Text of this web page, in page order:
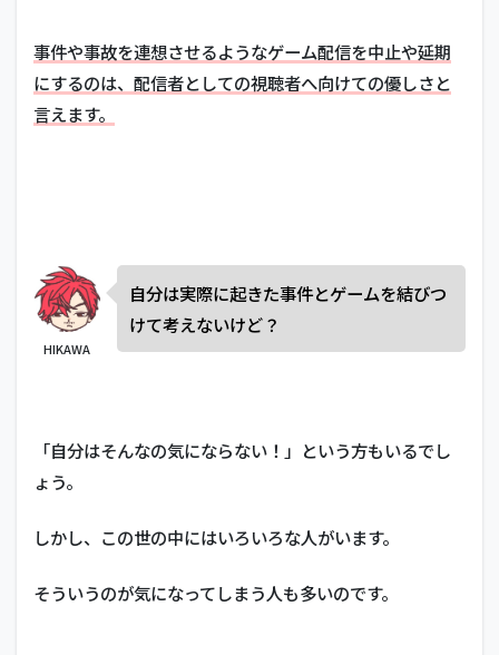
事件や事故を連想させるようなゲーム配信を中止や延期
にするのは、配信者としての視聴者へ向けての優しさと
言えます。
HIKAWA
自分は実際に起きた事件とゲームを結びつ
けて考えないけど？
「自分はそんなの気にならない！」という方もいるでし
ょう。
しかし、この世の中にはいろいろな人がいます。
そういうのが気になってしまう人も多いのです。